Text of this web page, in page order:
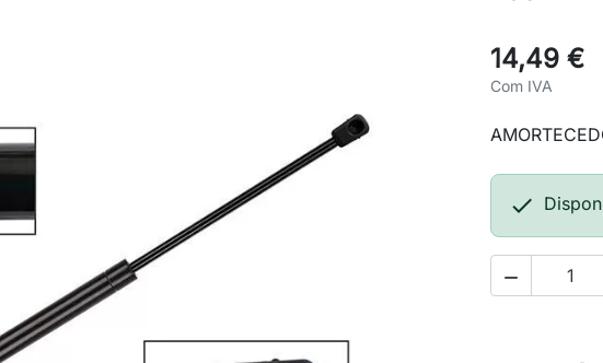
14,49 €
Com IVA

